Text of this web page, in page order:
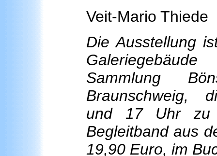
Veit-Mario Thiede
Die Ausstellung
Sammlung
Braunschweig,
und 17 Uhr zu
Begleitband aus
19,90 Euro, im